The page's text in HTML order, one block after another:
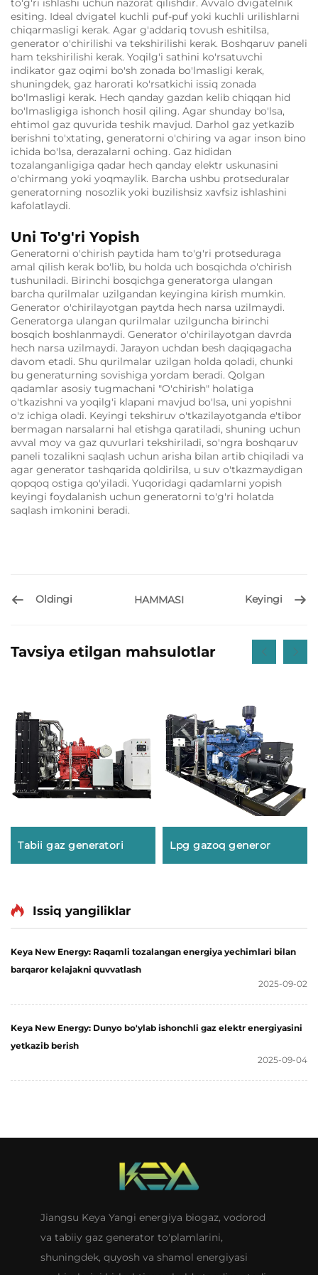
to'g'ri ishlashi uchun nazorat qilishdir. Avvalo dvigatelnik
esiting. Ideal dvigatel kuchli puf-puf yoki kuchli urilishlarni
chiqarmasligi kerak. Agar g'addariq tovush eshitilsa,
generator o'chirilishi va tekshirilishi kerak. Boshqaruv paneli
ham tekshirilishi kerak. Yoqilg'i sathini ko'rsatuvchi
indikator gaz oqimi bo'sh zonada bo'lmasligi kerak,
shuningdek, gaz harorati ko'rsatkichi issiq zonada
bo'lmasligi kerak. Hech qanday gazdan kelib chiqqan hid
bo'lmasligiga ishonch hosil qiling. Agar shunday bo'lsa,
ehtimol gaz quvurida teshik mavjud. Darhol gaz yetkazib
berishni to'xtating, generatorni o'chiring va agar inson bino
ichida bo'lsa, derazalarni oching. Gaz hididan
tozalanganligiga qadar hech qanday elektr uskunasini
o'chirmang yoki yoqmaylik. Barcha ushbu protseduralar
generatorning nosozlik yoki buzilishsiz xavfsiz ishlashini
kafolatlaydi.
Uni To'g'ri Yopish
Generatorni o'chirish paytida ham to'g'ri protseduraga
amal qilish kerak bo'lib, bu holda uch bosqichda o'chirish
tushuniladi. Birinchi bosqichga generatorga ulangan
barcha qurilmalar uzilgandan keyingina kirish mumkin.
Generator o'chirilayotgan paytda hech narsa uzilmaydi.
Generatorga ulangan qurilmalar uzilguncha birinchi
bosqich boshlanmaydi. Generator o'chirilayotgan davrda
hech narsa uzilmaydi. Jarayon uchdan besh daqiqagacha
davom etadi. Shu qurilmalar uzilgan holda qoladi, chunki
bu generaturning sovishiga yordam beradi. Qolgan
qadamlar asosiy tugmachani "O'chirish" holatiga
o'tkazishni va yoqilg'i klapani mavjud bo'lsa, uni yopishni
o'z ichiga oladi. Keyingi tekshiruv o'tkazilayotganda e'tibor
bermagan narsalarni hal etishga qaratiladi, shuning uchun
avval moy va gaz quvurlari tekshiriladi, so'ngra boshqaruv
paneli tozalikni saqlash uchun arisha bilan artib chiqiladi va
agar generator tashqarida qoldirilsa, u suv o'tkazmaydigan
qopqoq ostiga qo'yiladi. Yuqoridagi qadamlarni yopish
keyingi foydalanish uchun generatorni to'g'ri holatda
saqlash imkonini beradi.
Oldingi HAMMASI Keyingi
Tavsiya etilgan mahsulotlar
Tabii gaz generatori Lpg gazoq generor
Issiq yangiliklar
Keya New Energy: Raqamli tozalangan energiya yechimlari bilan
barqaror kelajakni quvvatlash
2025-09-02
Keya New Energy: Dunyo bo'ylab ishonchli gaz elektr energiyasini
yetkazib berish
2025-09-04
Jiangsu Keya Yangi energiya biogaz, vodorod
va tabiiy gaz generator to'plamlarini,
shuningdek, quyosh va shamol energiyasi